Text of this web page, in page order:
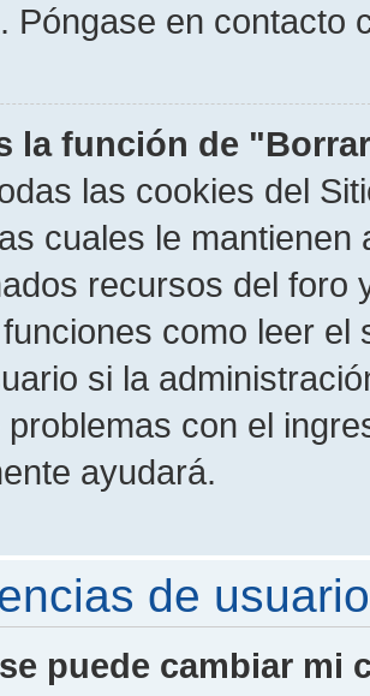
Póngase en contacto
la función de
las cookies del
cuales le
recursos del foro
como leer el
si la
problemas con el
ayudará.
de
puede cambiar mi